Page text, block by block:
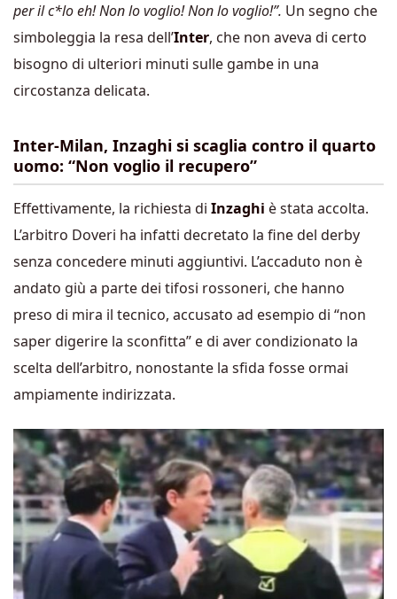
per il c*lo eh! Non lo voglio! Non lo voglio!”. Un segno che
simboleggia la resa dell’Inter, che non aveva di certo
bisogno di ulteriori minuti sulle gambe in una
circostanza delicata.
Inter-Milan, Inzaghi si scaglia contro il quarto
uomo: “Non voglio il recupero”
Effettivamente, la richiesta di Inzaghi è stata accolta.
L’arbitro Doveri ha infatti decretato la fine del derby
senza concedere minuti aggiuntivi. L’accaduto non è
andato giù a parte dei tifosi rossoneri, che hanno
preso di mira il tecnico, accusato ad esempio di “non
saper digerire la sconfitta” e di aver condizionato la
scelta dell’arbitro, nonostante la sfida fosse ormai
ampiamente indirizzata.